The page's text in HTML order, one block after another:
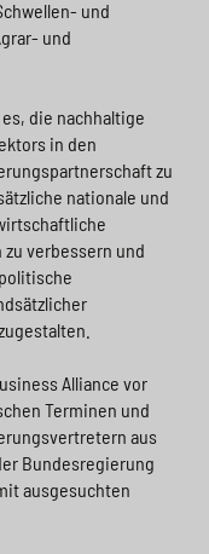
und
und
die nachhaltige
in den
zu
nationale und
verbessern und
Alliance vor
Terminen und
aus
Bundesregierung
ausgesuchten